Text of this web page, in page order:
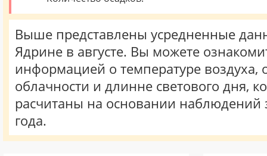
Выше представлены усредненные
Ядрине в августе. Вы можете
информацией о температуре воздуха,
облачности и длинне светового дня,
расчитаны на основании наблюдений
года.